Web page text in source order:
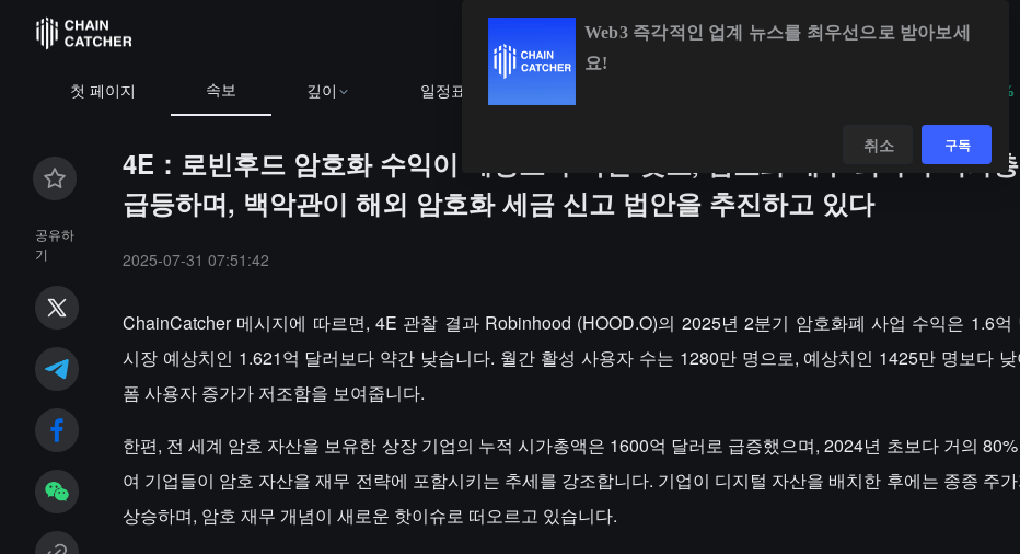
첫 페이지 속보 깊이 일정표
BTC
공유하
기
4E：로빈후드 암호화 수익이 예상보다 약간 낮고, 암호화 재무 회사의 시가
급등하며, 백악관이 해외 암호화 세금 신고 법안을 추진하고 있다
2025-07-31 07:51:42
ChainCatcher 메시지에 따르면, 4E 관찰 결과 Robinhood (HOOD.O)의 2025년 2분기 암호화폐 사업 수익은 1.6억
시장 예상치인 1.621억 달러보다 약간 낮습니다. 월간 활성 사용자 수는 1280만 명으로, 예상치인 1425만 명보다
폼 사용자 증가가 저조함을 보여줍니다.
한편, 전 세계 암호 자산을 보유한 상장 기업의 누적 시가총액은 1600억 달러로 급증했으며, 2024년 초보다 거의
여 기업들이 암호 자산을 재무 전략에 포함시키는 추세를 강조합니다. 기업이 디지털 자산을 배치한 후에는 종종 주
상승하며, 암호 재무 개념이 새로운 핫이슈로 떠오르고 있습니다.
Web3 즉각적인 업계 뉴스를 최우선으로 받아보세
요!
취소 구독